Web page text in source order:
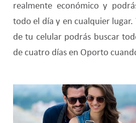
realmente económico y
todo el día y en cualquier
de tu celular podrás buscar
de cuatro días en Oporto